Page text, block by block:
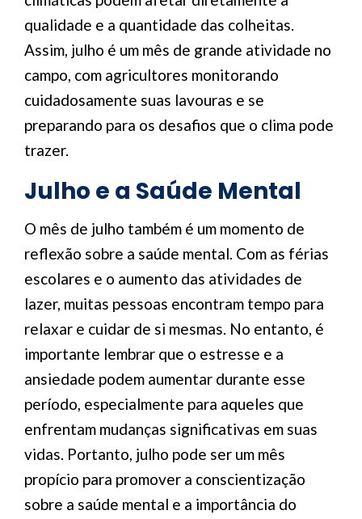
qualidade e a quantidade das colheitas.
Assim, julho é um mês de grande atividade no
campo, com agricultores monitorando
cuidadosamente suas lavouras e se
preparando para os desafios que o clima pode
trazer.
Julho e a Saúde Mental
O mês de julho também é um momento de
reflexão sobre a saúde mental. Com as férias
escolares e o aumento das atividades de
lazer, muitas pessoas encontram tempo para
relaxar e cuidar de si mesmas. No entanto, é
importante lembrar que o estresse e a
ansiedade podem aumentar durante esse
período, especialmente para aqueles que
enfrentam mudanças significativas em suas
vidas. Portanto, julho pode ser um mês
propício para promover a conscientização
sobre a saúde mental e a importância do